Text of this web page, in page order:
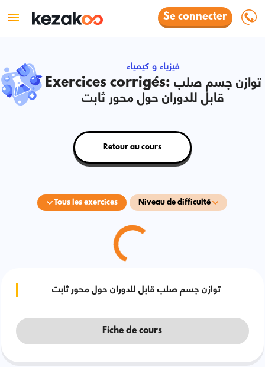
Se connecter
فيزياء و كيمياء
Exercices corrigés: توازن جسم صلب
قابل للدوران حول محور ثابت
Tous les exercices Niveau de difficulté
Retour au cours
توازن جسم صلب قابل للدوران حول محور ثابت
Fiche de cours